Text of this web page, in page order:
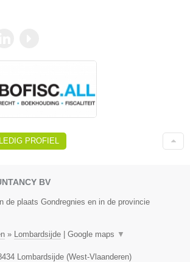
PROFIEL
BV
de plaats Gondregnies en in de provincie
» Lombardsijde Google maps ▼
Lombardsijde (West-Vlaanderen)